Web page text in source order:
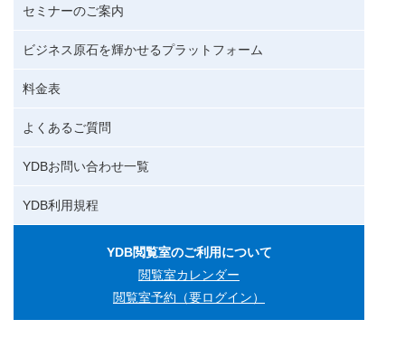
セミナーのご案内
ビジネス原石を輝かせるプラットフォーム
料金表
よくあるご質問
YDBお問い合わせ一覧
YDB利用規程
YDB閲覧室のご利用について
閲覧室カレンダー
閲覧室予約（要ログイン）